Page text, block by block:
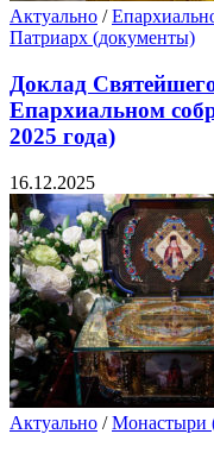
Актуально /
Патриарх (документы)
Доклад
Епархиальном
2025 года)
16.12.2025
Актуально /Монастыри